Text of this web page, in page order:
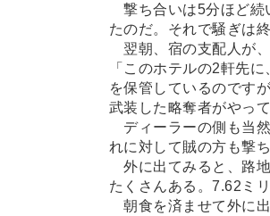
撃ち合いは5分ほど続
たのだ。それで騒ぎは終
翌朝、宿の支配人が、
「このホテルの2軒先
を保管しているのです
武装した略奪者がやっ
ディーラーの側も当
れに対して賊の方も撃
外に出てみると、路
たくさんある。7.62ミ
朝食を済ませて外に